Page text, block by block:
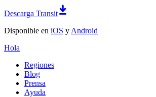
Descarga Transit
Disponible en iOS y Android
Hola
Regiones
Blog
Prensa
Ayuda